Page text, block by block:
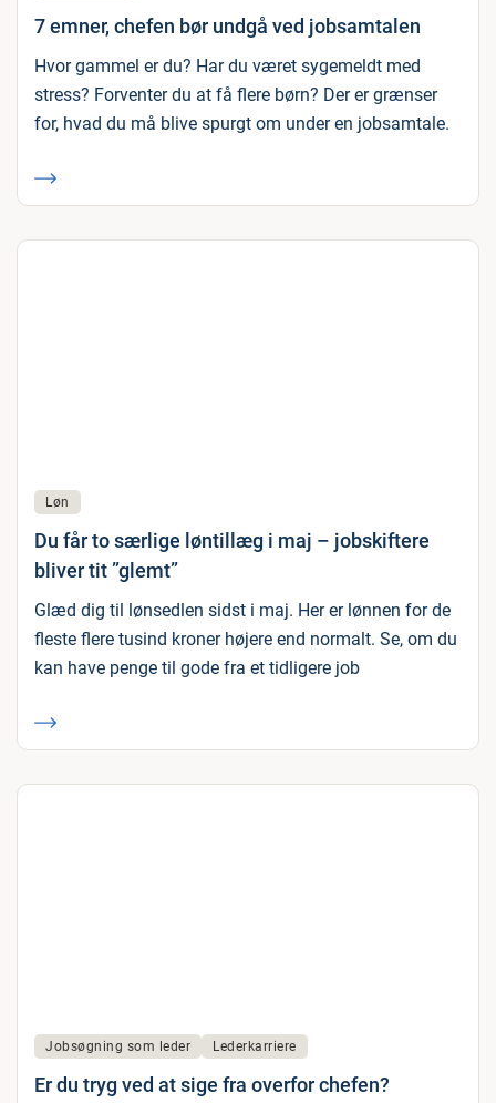
7 emner, chefen bør undgå ved jobsamtalen
Hvor gammel er du? Har du været sygemeldt med
stress? Forventer du at få flere børn? Der er grænser
for, hvad du må blive spurgt om under en jobsamtale.
Løn
Du får to særlige løntillæg i maj – jobskiftere
bliver tit ”glemt”
Glæd dig til lønsedlen sidst i maj. Her er lønnen for de
fleste flere tusind kroner højere end normalt. Se, om du
kan have penge til gode fra et tidligere job
Jobsøgning som leder Lederkarriere
Er du tryg ved at sige fra overfor chefen?